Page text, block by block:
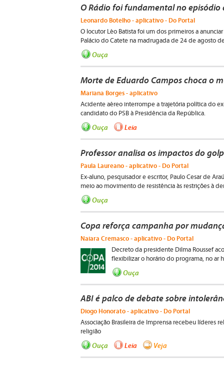
O Rádio foi fundamental no episódio
Leonardo Botelho - aplicativo - Do Portal
O locutor Léo Batista foi um dos primeiros a
Palácio do Catete na madrugada de 24 de agosto
Ouça
Morte de Eduardo Campos choca o
Mariana Borges - aplicativo
Acidente aéreo interrompe a trajetória política do
candidato do PSB à Presidência da República.
Ouça Leia
Professor analisa os impactos do
Paula Laureano - aplicativo - Do Portal
Ex-aluno, pesquisador e escritor, Paulo Cesar de
meio ao movimento de resistência às restrições à
Ouça
Copa reforça campanha por
Naiara Cremasco - aplicativo - Do Portal
Decreto da presidente Dilma Roussef
flexibilizar o horário do programa, no ar
Ouça
ABI é palco de debate sobre
Diogo Honorato - aplicativo - Do Portal
Associação Brasileira de Imprensa recebeu líderes
religião
Ouça Leia Veja